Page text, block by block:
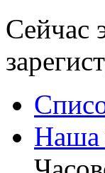
Сейчас
Наша